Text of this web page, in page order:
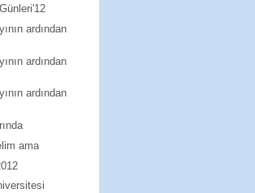
ardından
ardından
ardından
ama